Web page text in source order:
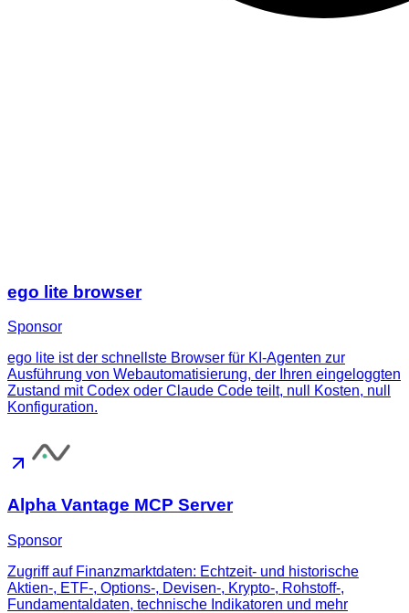
ego lite browser
Sponsor
ego lite ist der schnellste Browser für KI-Agenten zur
Ausführung von Webautomatisierung, der Ihren eingeloggten
Zustand mit Codex oder Claude Code teilt, null Kosten, null
Konfiguration.
Alpha Vantage MCP Server
Sponsor
Zugriff auf Finanzmarktdaten: Echtzeit- und historische
Aktien-, ETF-, Options-, Devisen-, Krypto-, Rohstoff-,
Fundamentaldaten, technische Indikatoren und mehr